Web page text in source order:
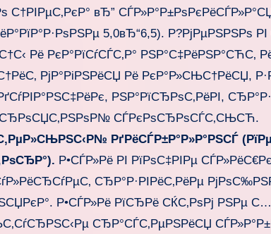
С†РІРµС‚РєР° вЂ”
5,0вЂ“6,5). Р?РјРµРЅРЅРѕ
Рё РєР°РїСѓСЃС‚Р° РЅР°С‡РёРЅР°СЋС‚
РјР°РіРЅРёСЏ Рё РєР°Р»СЊС†РёСЏ,
РЅР°РїСЂРѕС‚РёРІ,
СЃРєРѕСЂРѕСЃС‚СЊСЋ.
РґРёСЃР±Р°Р»Р°РЅСЃ
Р•СЃР»Рё РІ РїРѕС‡РІРµ
СЂР°Р·РІРёС‚РёРµ
Р•СЃР»Рё РїСЂРё СЌС‚РѕРј РЅРµ
СЂР°СЃС‚РµРЅРёСЏ